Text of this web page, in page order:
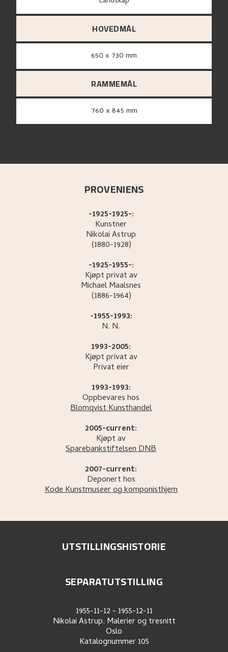
HOVEDMÅL
650 x 730 mm
RAMMEMÅL
760 x 845 mm
PROVENIENS
-1925-1925-:
Kunstner
NikolaiAstrup
(1880-1928)
-1925-1955-:
Kjøpt privat av
MichaelMaalsnes
(1886-1964)
-1955-1993:
N. N.
1993-2005:
Kjøpt privat av
Privat eier
1993-1993:
Oppbevares hos
Blomqvist Kunsthandel
2005-current:
Kjøpt av
Sparebankstiftelsen DNB
2007-current:
Deponert hos
Kode Kunstmuseer og komponisthjem
UTSTILLINGSHISTORIE
SEPARATUTSTILLING
1955-11-12- 1955-12-11
Nikolai Astrup. Malerier og tresnitt
Oslo
Katalognummer 105